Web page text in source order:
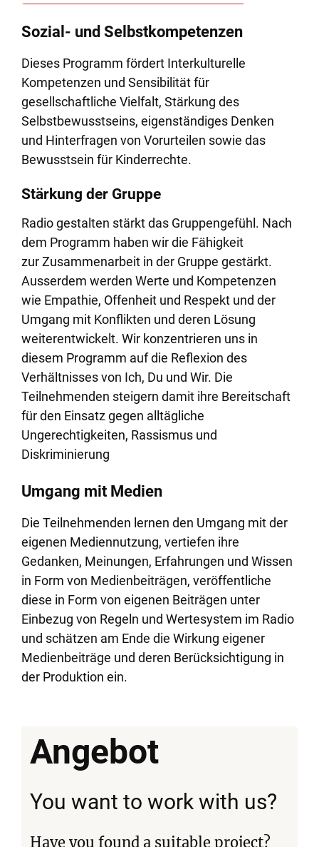
Sozial- und Selbstkompetenzen
Dieses Programm fördert Interkulturelle
Kompetenzen und Sensibilität für
gesellschaftliche Vielfalt, Stärkung des
Selbstbewusstseins, eigenständiges Denken
und Hinterfragen von Vorurteilen sowie das
Bewusstsein für Kinderrechte.
Stärkung der Gruppe
Radio gestalten stärkt das Gruppengefühl. Nach
dem Programm haben wir die Fähigkeit
zur Zusammenarbeit in der Gruppe gestärkt.
Ausserdem werden Werte und Kompetenzen
wie Empathie, Offenheit und Respekt und der
Umgang mit Konflikten und deren Lösung
weiterentwickelt. Wir konzentrieren uns in
diesem Programm auf die Reflexion des
Verhältnisses von Ich, Du und Wir. Die
Teilnehmenden steigern damit ihre Bereitschaft
für den Einsatz gegen alltägliche
Ungerechtigkeiten, Rassismus und
Diskriminierung
Umgang mit Medien
Die Teilnehmenden lernen den Umgang mit der
eigenen Mediennutzung, vertiefen ihre
Gedanken, Meinungen, Erfahrungen und Wissen
in Form von Medienbeiträgen, veröffentliche
diese in Form von eigenen Beiträgen unter
Einbezug von Regeln und Wertesystem im Radio
und schätzen am Ende die Wirkung eigener
Medienbeiträge und deren Berücksichtigung in
der Produktion ein.
Angebot
You want to work with us?
Have you found a suitable project?